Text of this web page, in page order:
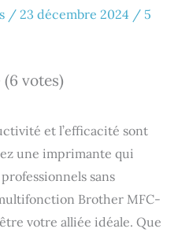
/ 23 décembre 2024 / 5
votes)
et l’efficacité sont
une imprimante qui
sans
Brother MFC-
votre alliée idéale. Que